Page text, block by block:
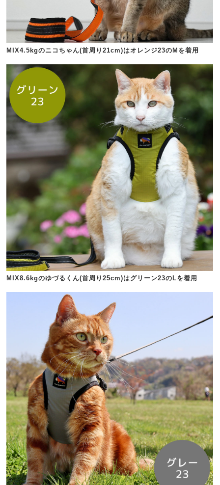
MIX4.5kgのニコちゃん(首周り21cm)はオレンジ23のMを着用
MIX8.6kgのゆづるくん(首周り25cm)はグリーン23のLを着用